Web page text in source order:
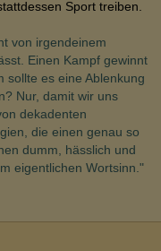
Sport treiben.
von irgendeinem
Einen Kampf gewinnt
sollte es eine Ablenkung
Nur, damit wir uns
dekadenten
die einen genau so
dumm, hässlich und
eigentlichen Wortsinn."